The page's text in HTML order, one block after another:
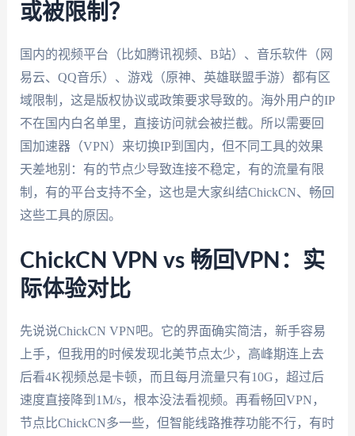
或被限制？
国内的视频平台（比如腾讯视频、B站）、音乐软件（网
易云、QQ音乐）、游戏（原神、英雄联盟手游）都有区
域限制，这是版权协议或政策要求导致的。海外用户的IP
不在国内白名单里，直接访问就会被拦截。所以需要回
国加速器（VPN）来切换IP到国内，但不同工具的效果
天差地别：有的节点少导致连接不稳定，有的流量有限
制，有的平台支持不全，这也是大家纠结ChickCN、畅回
这些工具的原因。
ChickCN VPN vs 畅回VPN：实
际体验对比
先说说ChickCN VPN吧。它的界面确实简洁，新手容易
上手，但我用的时候发现北美节点太少，高峰期连上去
后看4K视频总是卡顿，而且每月流量只有10G，超过后
速度直接降到1M/s，根本没法看视频。再看畅回VPN，
节点比ChickCN多一些，但智能线路推荐功能不行，有时